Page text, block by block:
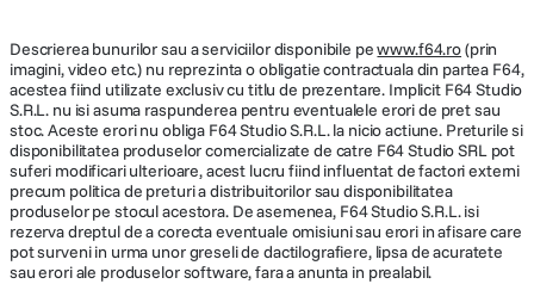
Descrierea bunurilor sau a serviciilor disponibile pewww.f64.ro(prin
imagini, video etc.) nu reprezinta o obligatie contractuala din partea F64,
acestea fiind utilizate exclusiv cu titlu de prezentare. Implicit F64 Studio
S.R.L. nu isi asuma raspunderea pentru eventualele erori de pret sau
stoc. Aceste erori nu obliga F64 Studio S.R.L. la nicio actiune. Preturile si
disponibilitatea produselor comercializate de catre F64 Studio SRL pot
suferi modificari ulterioare, acest lucru fiind influentat de factori externi
precum politica de preturi a distribuitorilor sau disponibilitatea
produselor pe stocul acestora. De asemenea, F64 Studio S.R.L. isi
rezerva dreptul de a corecta eventuale omisiuni sau erori in afisare care
pot surveni in urma unor greseli de dactilografiere, lipsa de acuratete
sau erori ale produselor software, fara a anunta in prealabil.